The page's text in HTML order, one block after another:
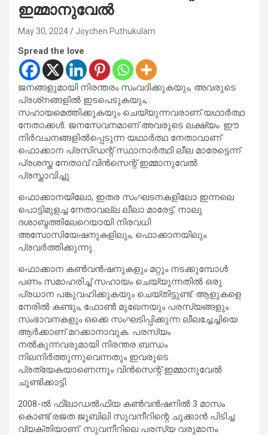
ഇമ്മാനുവേല്‍
May 30, 2024 Joychen Puthukulam
Spread the love
ജനങ്ങളുമായി നിരന്തരം സംവദിക്കുകയും, അവരുടെ
പ്രശ്‌നങ്ങളില്‍ ഇടപെടുകയും,
സഹായമെത്തിക്കുകയും ചെയ്യുന്നവരാണ് യഥാര്‍ത്ഥ
നേതാക്കള്‍. ജനസേവനമാണ് അവരുടെ ലക്ഷ്യം. ഈ
നിര്‍വചനങ്ങളില്‍പ്പെടുന്ന യഥാര്‍ത്ഥ നേതാവാണ്
ഫൊക്കാന പ്രസിഡന്റ് സ്ഥാനാര്‍ത്ഥി ലീല മാരേട്ടെന്ന്
പ്രശസ്ത നേതാവ് വിന്‍സെന്റ് ഇമ്മാനുവേല്‍
പ്രസ്താവിച്ചു.
ഫൊക്കാനയിലോ, ഇതര സംഘടനകളിലോ ഇന്നലെ
പൊട്ടിമുളച്ച നേതാവല്ല ലീലാ മാരേട്ട്. നാലു
ദശാബ്ദത്തിലേറെയായി നിരവധി
അസോസിയേഷനുകളിലും, ഫൊക്കാനയിലും
പ്രവര്‍ത്തിക്കുന്നു.
ഫൊക്കാന കണ്‍വന്‍ഷനുകളും മറ്റും നടക്കുമ്പോള്‍
പണം സമാഹരിച്ച് സഹായം ചെയ്യുന്നതില്‍ ഒരു
പ്രധാന പങ്കുവഹിക്കുകയും ചെയ്തിട്ടുണ്ട്. ആളുകളെ
നേരില്‍ കണ്ടും, ഫോണ്‍ മുഖേനയും പരസ്യങ്ങളും
സംഭാവനകളും ഒക്കെ സംഘടിപ്പിക്കുന്ന ലീലച്ചേച്ചിയെ
ആര്‍ക്കാണ് മറക്കാനാവുക. പരസ്യം
നല്‍കുന്നവരുമായി നിരന്തര ബന്ധം
നിലനിര്‍ത്തുന്നുവെന്നതും ഇവരുടെ
പ്രത്യേകയാണെന്നും വിന്‍സെന്റ് ഇമ്മാനുവേല്‍
ചൂണ്ടിക്കാട്ടി.
2008-ല്‍ ഫി്‌ലാഡല്‍ഫിയ കണ്‍വന്‍ഷനില്‍ 3 മാസം
കൊണ്ട് രജത ജൂബിലി സുവനീറിന്റെ ചുക്കാന്‍ പിടിച്ച
വ്യക്തിയാണ്. സുവനീറിലെ പരസ്യ വരുമാനം